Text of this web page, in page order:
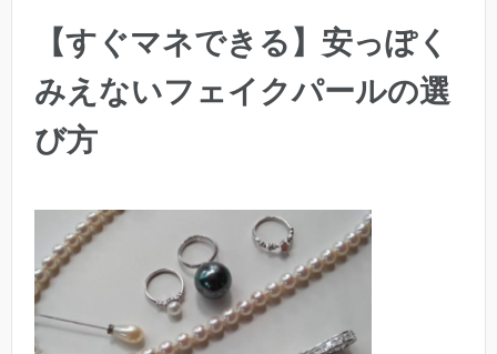
【すぐマネできる】安っぽく
みえないフェイクパールの選
び方